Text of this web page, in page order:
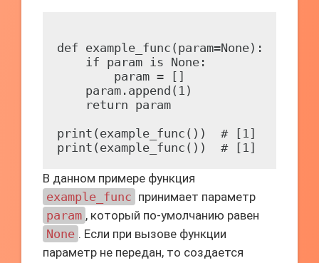
def example_func(param=None):
    if param is None:
        param = []
    param.append(1)
    return param
print(example_func())  # [1]
В данном примере функция
example_func принимает параметр
param , который по-умолчанию равен
None . Если при вызове функции
параметр не передан, то создается